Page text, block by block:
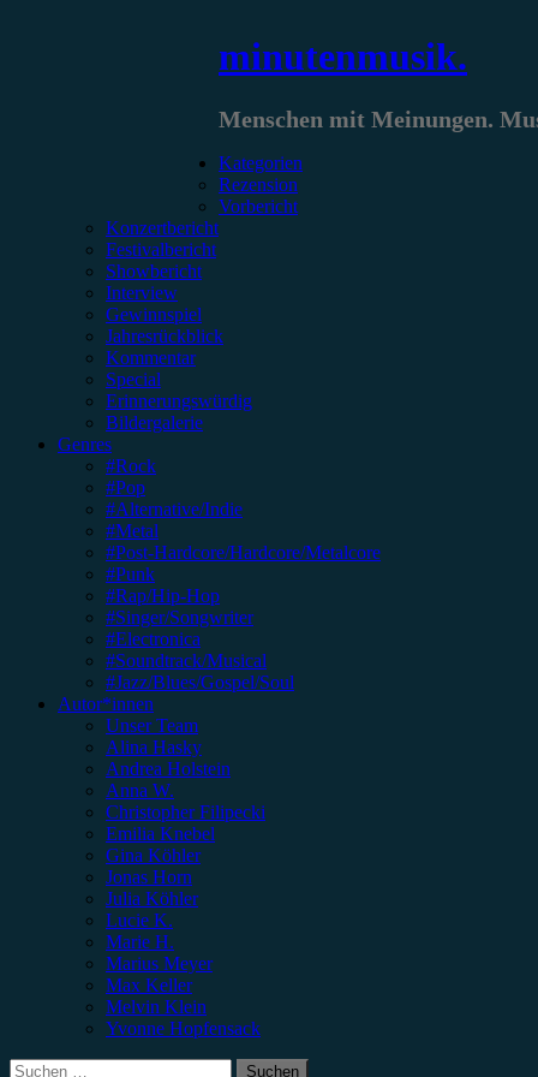
minutenmusik.
Menschen mit Meinungen.
Kategorien
Rezension
Vorbericht
Konzertbericht
Festivalbericht
Showbericht
Interview
Gewinnspiel
Jahresrückblick
Kommentar
Special
Erinnerungswürdig
Bildergalerie
Genres
#Rock
#Pop
#Alternative/Indie
#Metal
#Post-Hardcore/Hardcore/Metalcore
#Punk
#Rap/Hip-Hop
#Singer/Songwriter
#Electronica
#Soundtrack/Musical
#Jazz/Blues/Gospel/Soul
Autor*innen
Unser Team
Alina Hasky
Andrea Holstein
Anna W.
Christopher Filipecki
Emilia Knebel
Gina Köhler
Jonas Horn
Julia Köhler
Lucie K.
Marie H.
Marius Meyer
Max Keller
Melvin Klein
Yvonne Hopfensack
Suchen